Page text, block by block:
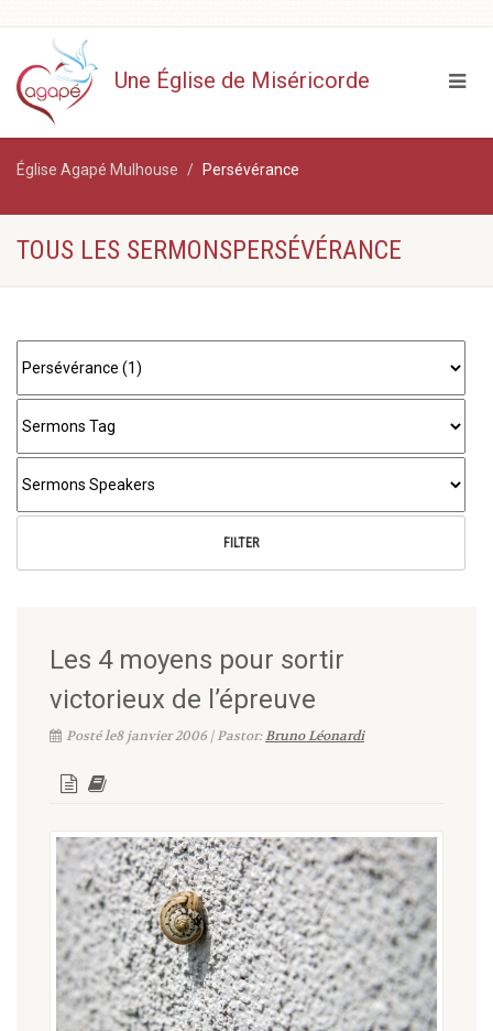
Une Église de Miséricorde
Église Agapé Mulhouse Persévérance
TOUS LES SERMONSPERSÉVÉRANCE
Les 4 moyens pour sortir
victorieux de l’épreuve
Posté le8 janvier 2006 | Pastor:Bruno Léonardi